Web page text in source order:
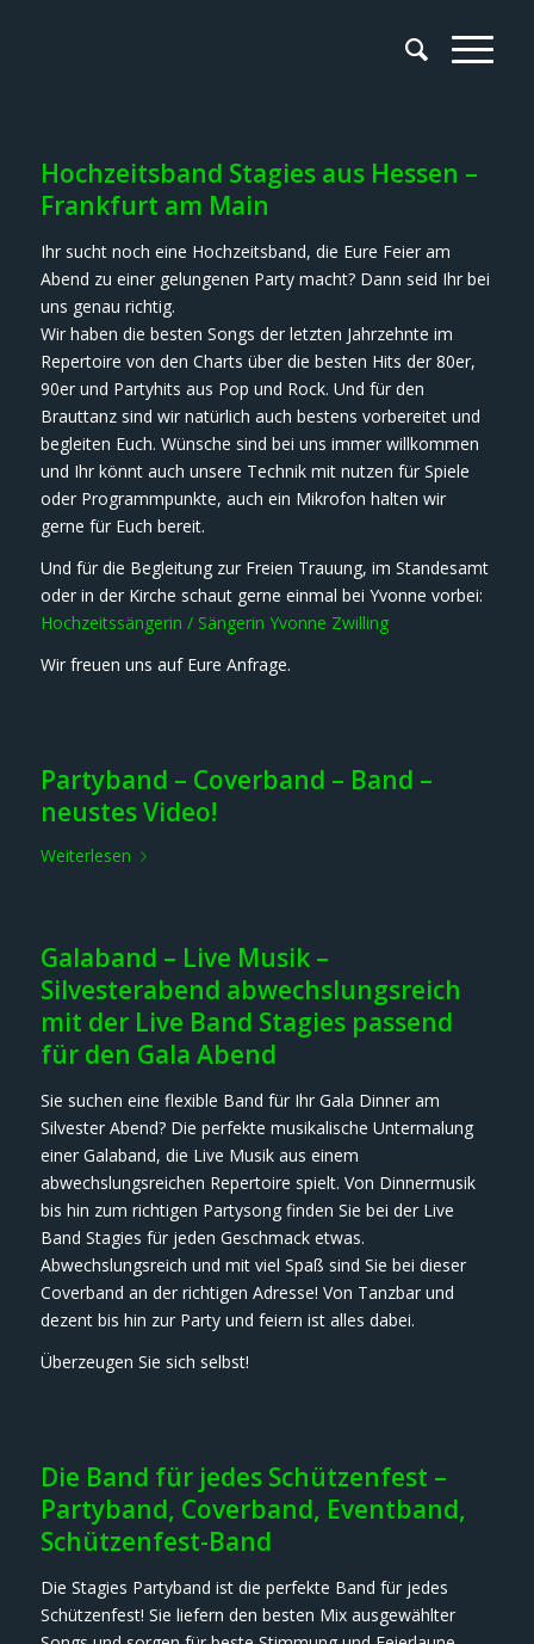
Hochzeitsband Stagies aus Hessen –
Frankfurt am Main
Ihr sucht noch eine Hochzeitsband, die Eure Feier am
Abend zu einer gelungenen Party macht? Dann seid Ihr bei
uns genau richtig.
Wir haben die besten Songs der letzten Jahrzehnte im
Repertoire von den Charts über die besten Hits der 80er,
90er und Partyhits aus Pop und Rock. Und für den
Brauttanz sind wir natürlich auch bestens vorbereitet und
begleiten Euch. Wünsche sind bei uns immer willkommen
und Ihr könnt auch unsere Technik mit nutzen für Spiele
oder Programmpunkte, auch ein Mikrofon halten wir
gerne für Euch bereit.
Und für die Begleitung zur Freien Trauung, im Standesamt
oder in der Kirche schaut gerne einmal bei Yvonne vorbei:
Hochzeitssängerin / Sängerin Yvonne Zwilling
Wir freuen uns auf Eure Anfrage.
Partyband – Coverband – Band –
neustes Video!
Weiterlesen
Galaband – Live Musik –
Silvesterabend abwechslungsreich
mit der Live Band Stagies passend
für den Gala Abend
Sie suchen eine flexible Band für Ihr Gala Dinner am
Silvester Abend? Die perfekte musikalische Untermalung
einer Galaband, die Live Musik aus einem
abwechslungsreichen Repertoire spielt. Von Dinnermusik
bis hin zum richtigen Partysong finden Sie bei der Live
Band Stagies für jeden Geschmack etwas.
Abwechslungsreich und mit viel Spaß sind Sie bei dieser
Coverband an der richtigen Adresse! Von Tanzbar und
dezent bis hin zur Party und feiern ist alles dabei.
Überzeugen Sie sich selbst!
Die Band für jedes Schützenfest –
Partyband, Coverband, Eventband,
Schützenfest-Band
Die Stagies Partyband ist die perfekte Band für jedes
Schützenfest! Sie liefern den besten Mix ausgewählter